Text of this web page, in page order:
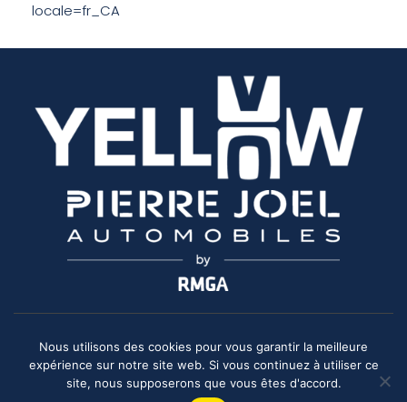
locale=fr_CA
Copyright 2026Groupe Ricco. Tous droits réservés. |Mentions
légales| Powered by R1.lu.
Nous utilisons des cookies pour vous garantir la meilleure
expérience sur notre site web. Si vous continuez à utiliser ce
site, nous supposerons que vous êtes d'accord.